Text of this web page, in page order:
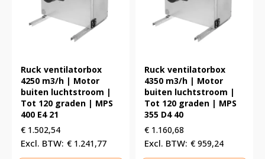
Ruck ventilatorbox
4250 m3/h | Motor
buiten luchtstroom |
Tot 120 graden | MPS
400 E4 21
€ 1.502,54
€ 1.241,77
Ruck ventilatorbox
4350 m3/h | Motor
buiten luchtstroom |
Tot 120 graden | MPS
355 D4 40
€ 1.160,68
€ 959,24